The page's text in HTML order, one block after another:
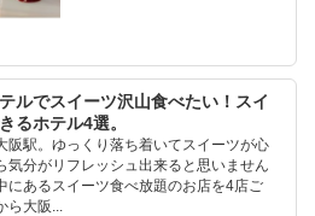
ルでスイーツ沢山食べたい！スイ
るホテル4選。
阪駅。ゆっくり落ち着いてスイーツが心
気分がリフレッシュ出来ると思いません
にあるスイーツ食べ放題のお店を4店ご
大阪...